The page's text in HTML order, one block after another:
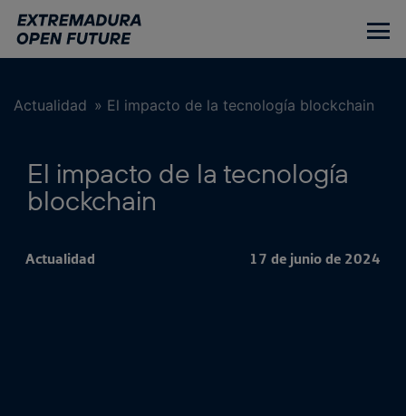
contenido
Actualidad » El impacto de la tecnología blockchain
El impacto de la tecnología
blockchain
Actualidad 17 de junio de 2024